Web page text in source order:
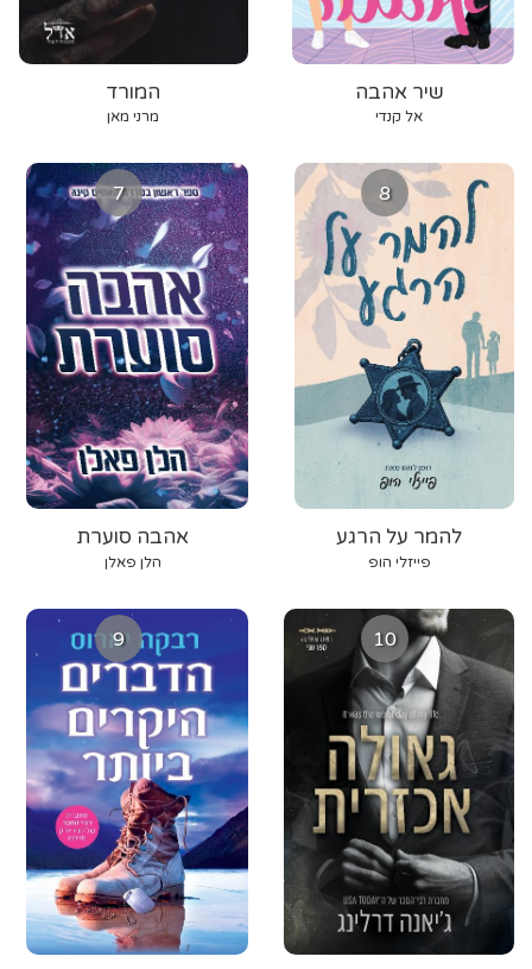
המורד
מרני מאן
שיר אהבה
אל קנדי
7
אהבה סוערת
הלן פאלן
8
להמר על הרגע
פייזלי הופ
9 10